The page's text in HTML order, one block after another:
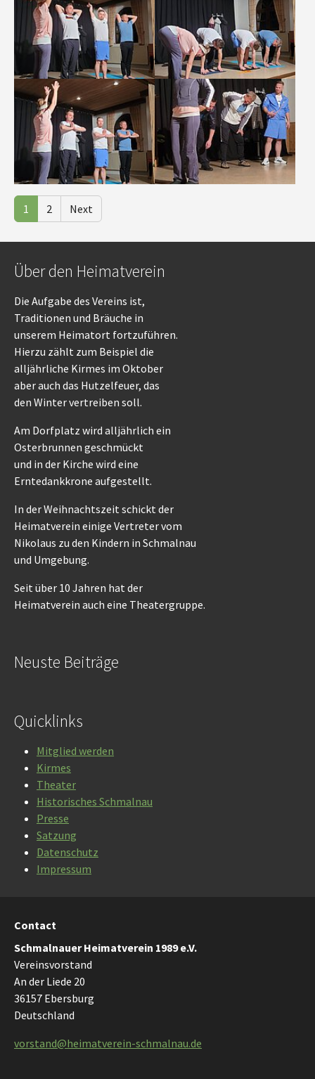
Show larger version Show larger version
1 2 Next
Über den Heimatverein
Die Aufgabe des Vereins ist,
Traditionen und Bräuche in
unserem Heimatort fortzuführen.
Hierzu zählt zum Beispiel die
alljährliche Kirmes im Oktober
aber auch das Hutzelfeuer, das
den Winter vertreiben soll.
Am Dorfplatz wird alljährlich ein
Osterbrunnen geschmückt
und in der Kirche wird eine
Erntedankkrone aufgestellt.
In der Weihnachtszeit schickt der
Heimatverein einige Vertreter vom
Nikolaus zu den Kindern in Schmalnau
und Umgebung.
Seit über 10 Jahren hat der
Heimatverein auch eine Theatergruppe.
Neuste Beiträge
Quicklinks
Mitglied werden
Kirmes
Theater
Historisches Schmalnau
Presse
Satzung
Datenschutz
Impressum
Contact
Schmalnauer Heimatverein 1989 e.V.
Vereinsvorstand
An der Liede 20
36157 Ebersburg
Deutschland
vorstand@heimatverein-schmalnau.de